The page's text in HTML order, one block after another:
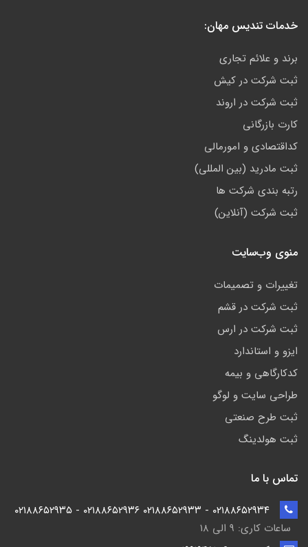
خدمات تندیس مهان:
برند و علائم تجاری
ثبت شرکت در کیش
ثبت شرکت در اروند
کارت بازرگانی
کداقتصادی و امورمالی
ثبت مادرید (بین المللی)
رتبه بندی شرکت ها
ثبت شرکت (آنلاین)
منوی وب‌سایت
تغییرات و تصمیمات
ثبت شرکت در قشم
ثبت شرکت در ارس
ایزو و استاندارد
کدکارگاهی و بیمه
طراحی سایت و لوگو
ثبت طرح صنعتی
ثبت هولدینگ
تماس با ما
ساعات کاری: ۹ الی ۱۸